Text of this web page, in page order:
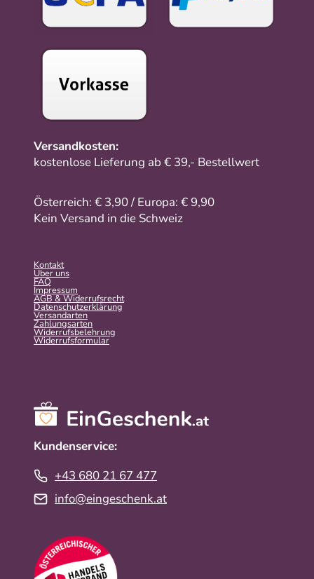
Versandkosten:
kostenlose Lieferung ab € 39,- Bestellwert
Österreich: € 3,90 / Europa: € 9,90
Kein Versand in die Schweiz
Kontakt
Über uns
FAQ
Impressum
AGB & Widerrufsrecht
Datenschutzerklärung
Versandarten
Zahlungsarten
Widerrufsbelehrung
Widerrufs­formular
Kundenservice:
+43 680 21 67 477
info@eingeschenk.at